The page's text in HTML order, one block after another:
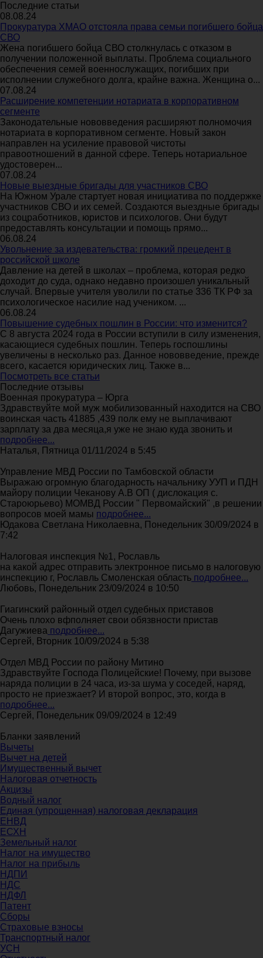
Последние статьи
08.08.24
Прокуратура ХМАО отстояла права семьи погибшего бойца
СВО
Жена погибшего бойца СВО столкнулась с отказом в
получении положенной выплаты. Проблема социального
обеспечения семей военнослужащих, погибших при
исполнении служебного долга, крайне важна. Женщина о...
07.08.24
Расширение компетенции нотариата в корпоративном
сегменте
Законодательные нововведения расширяют полномочия
нотариата в корпоративном сегменте. Новый закон
направлен на усиление правовой чистоты
правоотношений в данной сфере. Теперь нотариальное
удостоверен...
07.08.24
Новые выездные бригады для участников СВО
На Южном Урале стартует новая инициатива по поддержке
участников СВО и их семей. Создаются выездные бригады
из соцработников, юристов и психологов. Они будут
предоставлять консультации и помощь прямо...
06.08.24
Увольнение за издевательства: громкий прецедент в
российской школе
Давление на детей в школах – проблема, которая редко
доходит до суда, однако недавно произошел уникальный
случай. Впервые учителя уволили по статье 336 ТК РФ за
психологическое насилие над учеником. ...
06.08.24
Повышение судебных пошлин в России: что изменится?
С 8 августа 2024 года в России вступили в силу изменения,
касающиеся судебных пошлин. Теперь госпошлины
увеличены в несколько раз. Данное нововведение, прежде
всего, касается юридических лиц. Также в...
Посмотреть все статьи
Последние отзывы
Военная прокуратура – Юрга
Здравствуйте мой муж мобилизованный находится на СВО
воинская часть 41885 ,439 полк ему не выплачивают
зарплату за два месяца,я уже не знаю куда звонить и
подробнее...
Наталья, Пятница 01/11/2024 в 5:45
Управление МВД России по Тамбовской области
Выражаю огромную благодарность начальнику УУП и ПДН
майору полиции Чеканову А.В ОП ( дислокация с.
Староюрьево) МОМВД России " Первомайский" ,в решении
вопросов моей мамы подробнее...
Юдакова Светлана Николаевна, Понедельник 30/09/2024 в
7:42
Налоговая инспекция №1, Рославль
на какой адрес отправить электронное письмо в налоговую
инспекцию г, Рославль Смоленская область подробнее...
Любовь, Понедельник 23/09/2024 в 10:50
Гиагинский районный отдел судебных приставов
Очень плохо вфполняет свои обязвности пристав
Дагужиева подробнее...
Сергей, Вторник 10/09/2024 в 5:38
Отдел МВД России по району Митино
Здравствуйте Господа Полицейские! Почему, при вызове
наряда полиции в 24 часа, из-за шума у соседей, наряд,
просто не приезжает? И второй вопрос, это, когда в
подробнее...
Сергей, Понедельник 09/09/2024 в 12:49
Бланки заявлений
Вычеты
Вычет на детей
Имущественный вычет
Налоговая отчетность
Акцизы
Водный налог
Единая (упрощенная) налоговая декларация
ЕНВД
ЕСХН
Земельный налог
Налог на имущество
Налог на прибыль
НДПИ
НДС
НДФЛ
Патент
Сборы
Страховые взносы
Транспортный налог
УСН